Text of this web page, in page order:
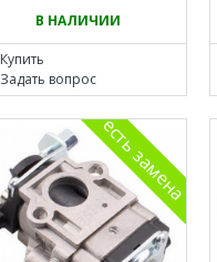
В НАЛИЧИИ
Купить
Задать вопрос
есть замена